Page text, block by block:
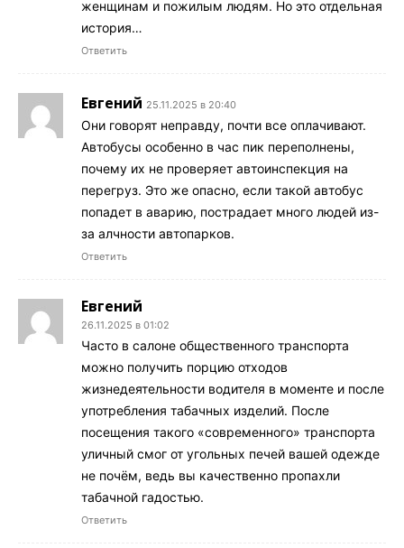
женщинам и пожилым людям. Но это отдельная
история…
Ответить
Евгений 25.11.2025 в 20:40
Они говорят неправду, почти все оплачивают.
Автобусы особенно в час пик переполнены,
почему их не проверяет автоинспекция на
перегруз. Это же опасно, если такой автобус
попадет в аварию, пострадает много людей из-
за алчности автопарков.
Ответить
Евгений
26.11.2025 в 01:02
Часто в салоне общественного транспорта
можно получить порцию отходов
жизнедеятельности водителя в моменте и после
употребления табачных изделий. После
посещения такого «современного» транспорта
уличный смог от угольных печей вашей одежде
не почём, ведь вы качественно пропахли
табачной гадостью.
Ответить